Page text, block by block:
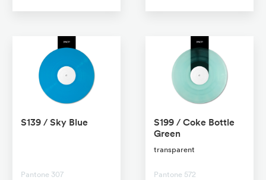
S139 / Sky Blue
Pantone 307
S199 / Coke Bottle
Green
transparent
Pantone 572